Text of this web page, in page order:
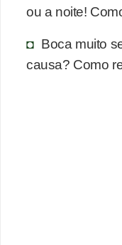
ou a noite!
Boca muito
causa? Como
S
a
ú